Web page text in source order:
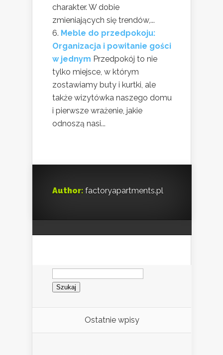
charakter. W dobie
zmieniających się trendów,...
Meble do przedpokoju:
Organizacja i powitanie gości
w jednym Przedpokój to nie
tylko miejsce, w którym
zostawiamy buty i kurtki, ale
także wizytówka naszego domu
i pierwsze wrażenie, jakie
odnoszą nasi...
Author: factoryapartments.pl
Szukaj:
Ostatnie wpisy